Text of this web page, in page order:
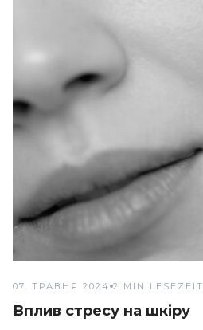
07. ТРАВНЯ 2024 2 MIN LESEZEIT
Вплив стресу на шкіру